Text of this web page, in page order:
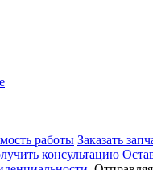
работы Заказать
консультацию